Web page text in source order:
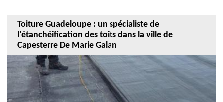
Toiture Guadeloupe : un spécialiste de
l'étanchéification des toits dans la ville de
Capesterre De Marie Galan